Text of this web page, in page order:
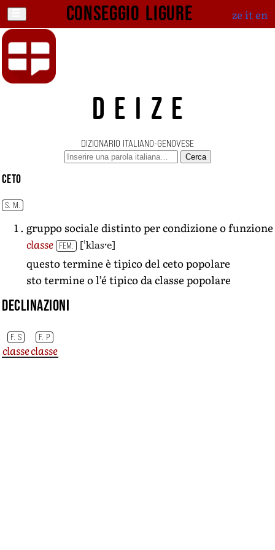
Conseggio ligure ze iten
DEIZE
DIZIONARIO ITALIANO-GENOVESE
Cerca
ceto
S. M.
gruppo sociale distinto per condizione o funzione
classe
FEM. [ˈklasˑe]
questo termine è tipico del ceto popolare
sto termine o l’é tipico da classe popolare
Declinazioni
F. S F. P
classeclasse